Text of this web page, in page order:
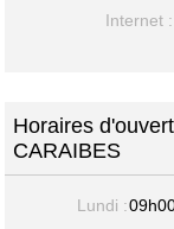
Internet :
Horaires
CARAIBES
Lundi :